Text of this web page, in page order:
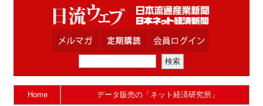
Home データ販売の「ネット経済研究所」